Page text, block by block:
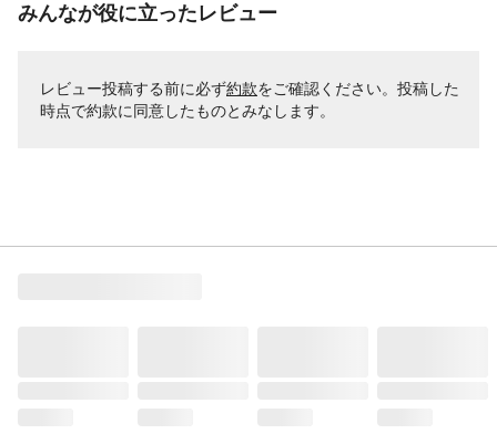
みんなが役に立ったレビュー
レビュー投稿する前に必ず約款をご確認ください。投稿した
時点で約款に同意したものとみなします。